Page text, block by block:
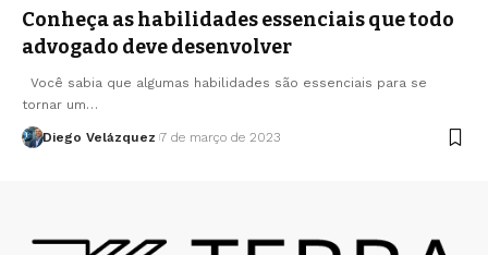
Conheça as habilidades essenciais que todo
advogado deve desenvolver
Você sabia que algumas habilidades são essenciais para se
tornar um…
Diego Velázquez 7 de março de 2023